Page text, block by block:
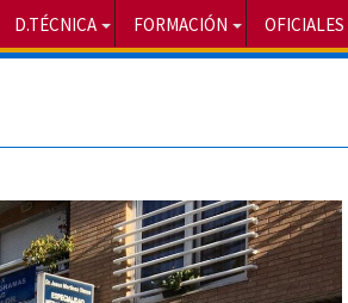
D.TÉCNICA FORMACIÓN OFICIALES